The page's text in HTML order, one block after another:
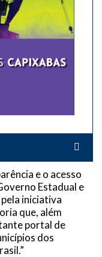
e o acesso
Estadual e
iniciativa
que, além
portal de
dos